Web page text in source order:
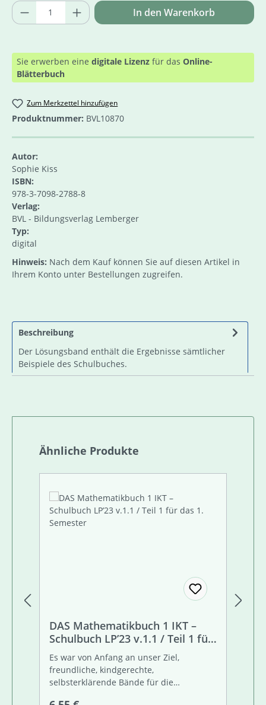
Produkt Anzahl: Gib den gewünschten
In den Warenkorb
Sie erwerben eine digitale Lizenz für das Online-
Blätterbuch
Zum Merkzettel hinzufügen
Produktnummer: BVL10870
Autor:
Sophie Kiss
ISBN:
978-3-7098-2788-8
Verlag:
BVL - Bildungsverlag Lemberger
Typ:
digital
Hinweis: Nach dem Kauf können Sie auf diesen Artikel in
Ihrem Konto unter Bestellungen zugreifen.
Beschreibung
Der Lösungsband enthält die Ergebnisse sämtlicher
Beispiele des Schulbuches.
Produktgalerie überspringen
Ähnliche Produkte
DAS Mathematikbuch 1 IKT –
Schulbuch LP’23 v.1.1 / Teil 1 für
das 1. Semester
Es war von Anfang an unser Ziel,
freundliche, kindgerechte,
selbsterklärende Bände für die